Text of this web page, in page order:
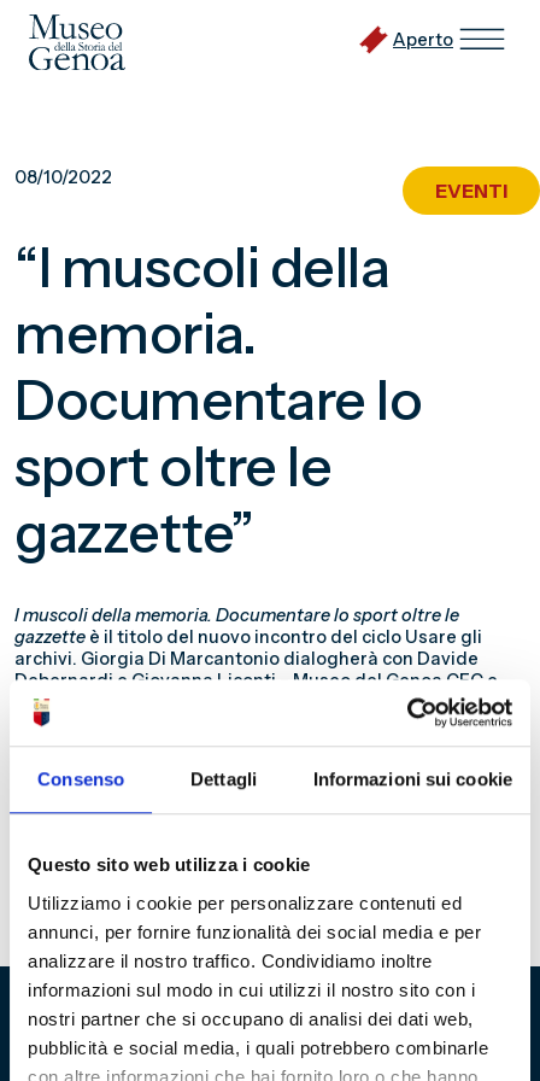
Consenso Dettagli Informazioni sui cookie
Questo sito web utilizza i cookie
Utilizziamo i cookie per personalizzare contenuti ed
annunci, per fornire funzionalità dei social media e per
analizzare il nostro traffico. Condividiamo inoltre
informazioni sul modo in cui utilizzi il nostro sito con i
nostri partner che si occupano di analisi dei dati web,
pubblicità e social media, i quali potrebbero combinarle
con altre informazioni che hai fornito loro o che hanno
Aperto
08/10/2022
EVENTI
“I muscoli della
memoria.
Documentare lo
sport oltre le
gazzette”
I muscoli della memoria. Documentare lo sport oltre le
gazzette è il titolo del nuovo incontro del ciclo Usare gli
archivi. Giorgia Di Marcantonio dialogherà con Davide
Debernardi e Giovanna Liconti – Museo del Genoa CFC e
con Vincenzo De Bartolomeo – Federazione Italiana
Scherma. Si parlerà dell’uso che i nostri ospiti fanno degli
archivi nello sviluppo delle loro attività, di dati e documenti,
di archivi al servizio dei ranking e di integrazione tra le
“cose” e le carte. Sarà anche un’occasione per riflettere
sugli archivi dello sport, che di attenzione hanno molto
Sarà possibile seguire l’evento in streaming su Archivistica
Attiva e sul canale YouTube di Ibridamente
https://www.youtube.com/watch?v=J6YQUGnzrgI.
Fondazione Genoa 1893 ETS